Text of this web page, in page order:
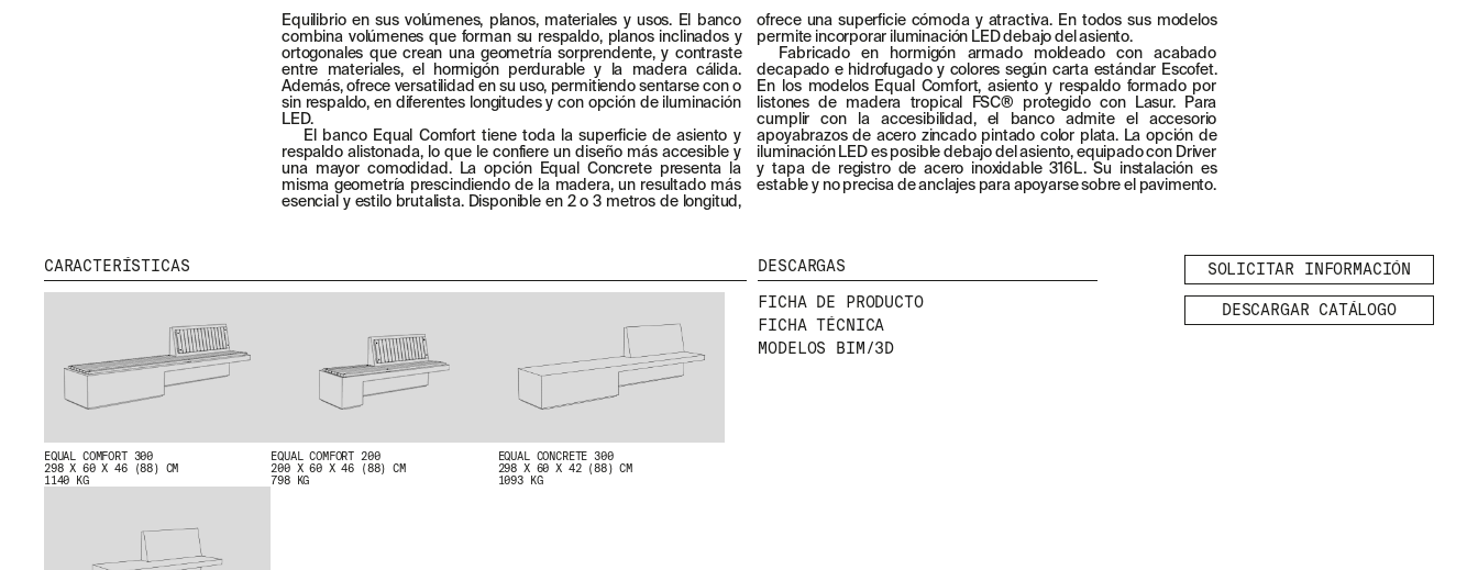
Equilibrio en sus volúmenes, planos, materiales y usos. El banco
combina volúmenes que forman su respaldo, planos inclinados y
ortogonales que crean una geometría sorprendente, y contraste
entre materiales, el hormigón perdurable y la madera cálida.
Además, ofrece versatilidad en su uso, permitiendo sentarse con o
sin respaldo, en diferentes longitudes y con opción de iluminación
LED.
El banco Equal Comfort tiene toda la superficie de asiento y
respaldo alistonada, lo que le confiere un diseño más accesible y
una mayor comodidad. La opción Equal Concrete presenta la
misma geometría prescindiendo de la madera, un resultado más
esencial y estilo brutalista. Disponible en 2 o 3 metros de longitud,
ofrece una superficie cómoda y atractiva. En todos sus modelos
permite incorporar iluminación LED debajo del asiento.
Fabricado en hormigón armado moldeado con acabado
decapado e hidrofugado y colores según carta estándar Escofet.
En los modelos Equal Comfort, asiento y respaldo formado por
listones de madera tropical FSC® protegido con Lasur. Para
cumplir con la accesibilidad, el banco admite el accesorio
apoyabrazos de acero zincado pintado color plata. La opción de
iluminación LED es posible debajo del asiento, equipado con Driver
y tapa de registro de acero inoxidable 316L. Su instalación es
estable y no precisa de anclajes para apoyarse sobre el pavimento.
CARACTERÍSTICAS
EQUAL COMFORT 300
298 X 60 X 46 (88) CM
1140 KG
EQUAL COMFORT 200
200 X 60 X 46 (88) CM
798 KG
EQUAL CONCRETE 300
298 X 60 X 42 (88) CM
1093 KG
DESCARGAS
FICHA DE PRODUCTO
FICHA TÉCNICA
MODELOS BIM/3D
SOLICITAR INFORMACIÓN
DESCARGAR CATÁLOGO
NOSOTROS
PRODUCTOS
DISEÑADORES
STORIES
RRSS
IG
NEWSLETTER
ENTÉRATE DE NUESTRAS NOVEDADES SUSCRIBIÉNDOTE